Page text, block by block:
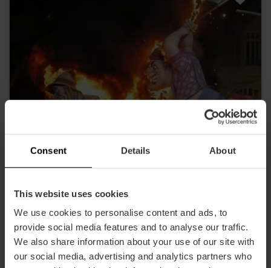
Consent Details About
This website uses cookies
We use cookies to personalise content and ads, to
provide social media features and to analyse our traffic.
We also share information about your use of our site with
our social media, advertising and analytics partners who
Visita Guiada "Fallas, mucho más que
una experiencia" (Tour noche cremà)